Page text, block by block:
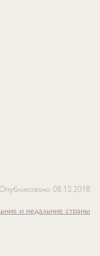
Опубликовано 08.12.2018
и недальние страны